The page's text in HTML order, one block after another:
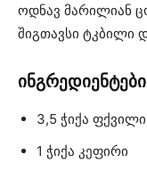
ოდნავ მარილიან
შიგთავსი ტკბილი
ინგრედიენტები
3,5 ჭიქა ფქვილი
1 ჭიქა კეფირი